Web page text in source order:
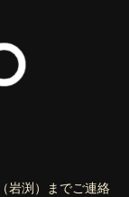
岩渕）までご連絡